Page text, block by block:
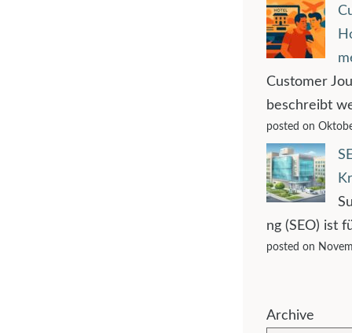
Customer
beschreibt
posted on
ng (SEO) ist
posted on
Archive